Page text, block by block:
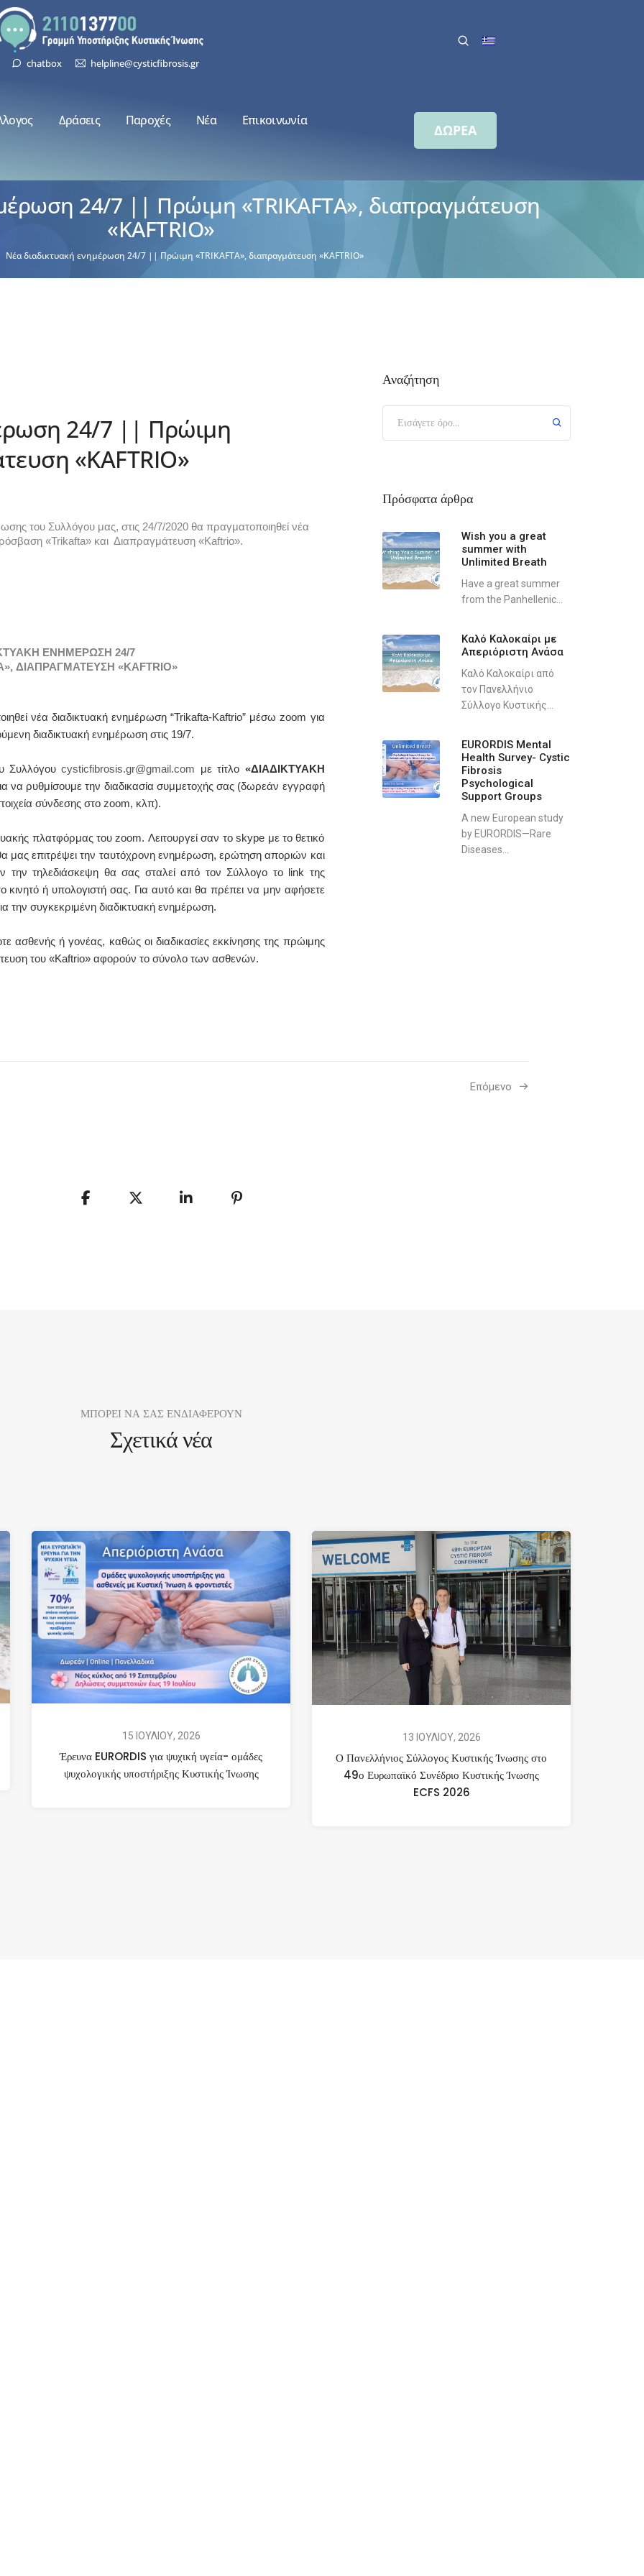
chatbox helpline@cysticfibrosis.gr
Δράσεις Παροχές Νέα Επικοινωνία
ΔΩΡΕΑ
24/7 || Πρώιμη «TRIKAFTA», διαπραγμάτευση
«KAFTRIO»
Νέα διαδικτυακή ενημέρωση 24/7 || Πρώιμη «TRIKAFTA», διαπραγμάτευση «KAFTRIO»
24/7 || Πρώιμη
«KAFTRIO»
του Συλλόγου μας, στις 24/7/2020 θα πραγματοποιηθεί νέα
«Trikafta» και Διαπραγμάτευση «Kaftrio».
ΕΝΗΜΕΡΩΣΗ 24/7
ΔΙΑΠΡΑΓΜΑΤΕΥΣΗ «KAFTRIO»
νέα διαδικτυακή ενημέρωση “Trikafta-Kaftrio” μέσω zoom για
διαδικτυακή ενημέρωση στις 19/7.
Συλλόγου cysticfibrosis.gr@gmail.com με τίτλο «ΔΙΑΔΙΚΤΥΑΚΗ
να ρυθμίσουμε την διαδικασία συμμετοχής σας (δωρεάν εγγραφή
σύνδεσης στο zoom, κλπ).
πλατφόρμας του zoom. Λειτουργεί σαν το skype με το θετικό
μας επιτρέψει την ταυτόχρονη ενημέρωση, ερώτηση αποριών και
την τηλεδιάσκεψη θα σας σταλεί από τον Σύλλογο το link της
ή υπολογιστή σας. Για αυτό και θα πρέπει να μην αφήσετε
την συγκεκριμένη διαδικτυακή ενημέρωση.
ασθενής ή γονέας, καθώς οι διαδικασίες εκκίνησης της πρώιμης
του «Kaftrio» αφορούν το σύνολο των ασθενών.
Αναζήτηση
Πρόσφατα άρθρα
Wish you a great
summer with
Unlimited Breath
Have a great summer
from the Panhellenic...
Καλό Καλοκαίρι με
Απεριόριστη Ανάσα
Καλό Καλοκαίρι από
τον Πανελλήνιο
Σύλλογο Κυστικής...
EURORDIS Mental
Health Survey- Cystic
Fibrosis
Psychological
Support Groups
A new European study
by EURORDIS—Rare
Diseases...
Επόμενο
ΜΠΟΡΕΙ ΝΑ ΣΑΣ ΕΝΔΙΑΦΕΡΟΥΝ
Σχετικά νέα
15 ΙΟΥΛΙΟΥ, 2026
Έρευνα EURORDIS για ψυχική υγεία- ομάδες
ψυχολογικής υποστήριξης Κυστικής Ίνωσης
13 ΙΟΥΛΙΟΥ, 2026
Ο Πανελλήνιος Σύλλογος Κυστικής Ίνωσης στο
49ο Ευρωπαϊκό Συνέδριο Κυστικής Ίνωσης
ECFS 2026